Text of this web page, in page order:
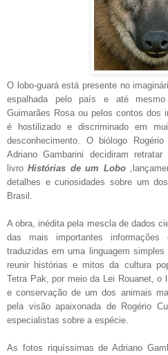
O lobo-guará está presente no
espalhada pelo país e até
Guimarães Rosa ou pelos contos dos
é hostilizado e discriminado em
desconhecimento. O biólogo
Adriano Gambarini decidiram
livro Histórias de um Lobo,
detalhes e curiosidades sobre um
Brasil.
A obra, inédita pela mescla de dados
das mais importantes informações
traduzidas em uma linguagem
reunir histórias e mitos da cultura
Tetra Pak, por meio da Lei Rouanet, o
e conservação de um dos animais
pela visão apaixonada de Rogério
especialistas sobre a espécie.
As fotos riquíssimas de Adriano